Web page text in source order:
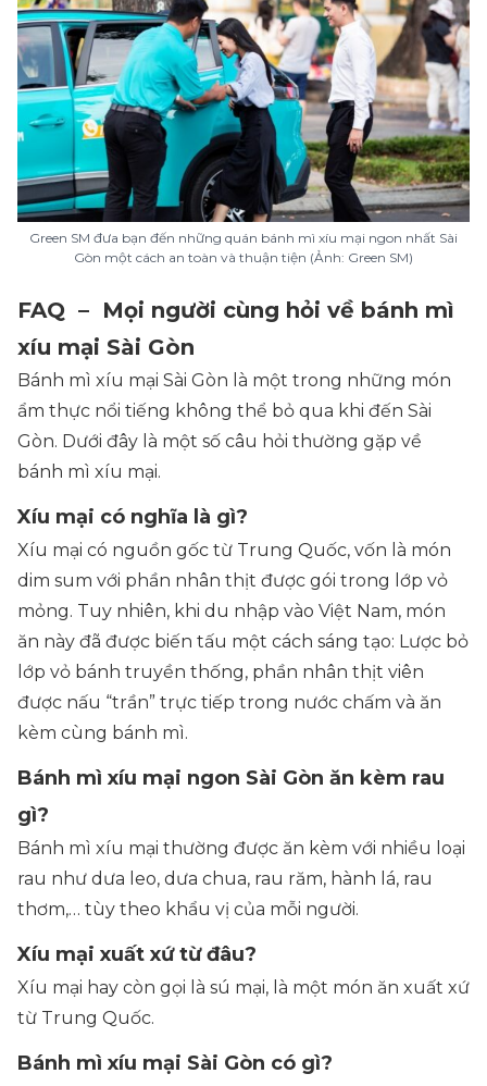
Green SM đưa bạn đến những quán bánh mì xíu mại ngon nhất Sài
Gòn một cách an toàn và thuận tiện (Ảnh: Green SM)
FAQ – Mọi người cùng hỏi về bánh mì
xíu mại Sài Gòn
Bánh mì xíu mại Sài Gòn là một trong những món
ẩm thực nổi tiếng không thể bỏ qua khi đến Sài
Gòn. Dưới đây là một số câu hỏi thường gặp về
bánh mì xíu mại.
Xíu mại có nghĩa là gì?
Xíu mại có nguồn gốc từ Trung Quốc, vốn là món
dim sum với phần nhân thịt được gói trong lớp vỏ
mỏng. Tuy nhiên, khi du nhập vào Việt Nam, món
ăn này đã được biến tấu một cách sáng tạo: Lược bỏ
lớp vỏ bánh truyền thống, phần nhân thịt viên
được nấu “trần” trực tiếp trong nước chấm và ăn
kèm cùng bánh mì.
Bánh mì xíu mại ngon Sài Gòn ăn kèm rau
gì?
Bánh mì xíu mại thường được ăn kèm với nhiều loại
rau như dưa leo, dưa chua, rau răm, hành lá, rau
thơm,… tùy theo khẩu vị của mỗi người.
Xíu mại xuất xứ từ đâu?
Xíu mại hay còn gọi là sú mại, là một món ăn xuất xứ
từ Trung Quốc.
Bánh mì xíu mại Sài Gòn có gì?